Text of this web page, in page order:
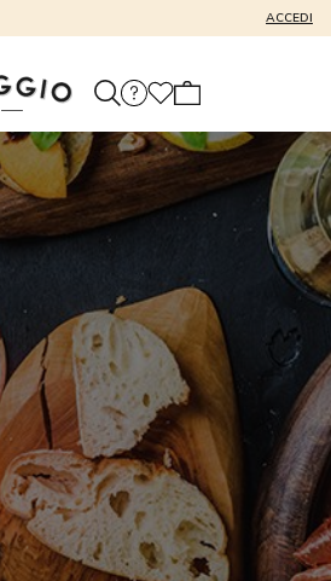
ACCEDI